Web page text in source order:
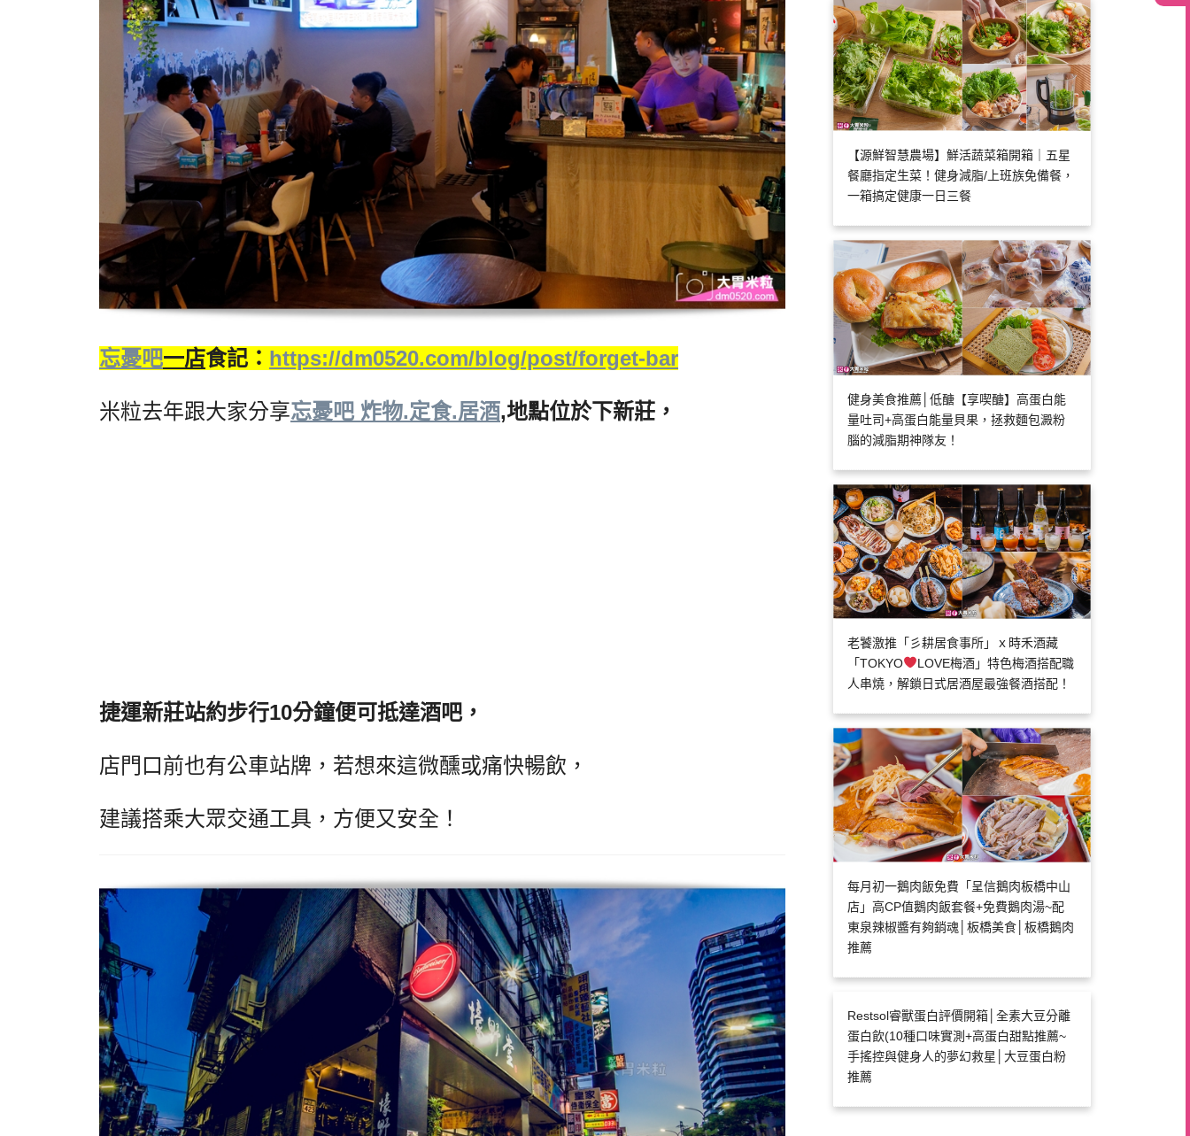
忘憂吧一店食記： https://dm0520.com/blog/post/forget-bar
米粒去年跟大家分享忘憂吧 炸物.定食.居酒,地點位於下新莊，
捷運新莊站約步行10分鐘便可抵達酒吧，
店門口前也有公車站牌，若想來這微醺或痛快暢飲，
建議搭乘大眾交通工具，方便又安全！
【源鮮智慧農場】鮮活蔬菜箱開箱｜五星
餐廳指定生菜！健身減脂/上班族免備餐，
一箱搞定健康一日三餐
健身美食推薦│低醣【享喫醣】高蛋白能
量吐司+高蛋白能量貝果，拯救麵包澱粉
腦的減脂期神隊友！
老饕激推「彡耕居食事所」ｘ時禾酒藏
「TOKYO
LOVE梅酒」特色梅酒搭配職
人串燒，解鎖日式居酒屋最強餐酒搭配！
每月初一鵝肉飯免費「呈信鵝肉板橋中山
店」高CP值鵝肉飯套餐+免費鵝肉湯~配
東泉辣椒醬有夠銷魂│板橋美食│板橋鵝肉
推薦
Restsol睿獸蛋白評價開箱│全素大豆分離
蛋白飲(10種口味實測+高蛋白甜點推薦~
手搖控與健身人的夢幻救星│大豆蛋白粉
推薦